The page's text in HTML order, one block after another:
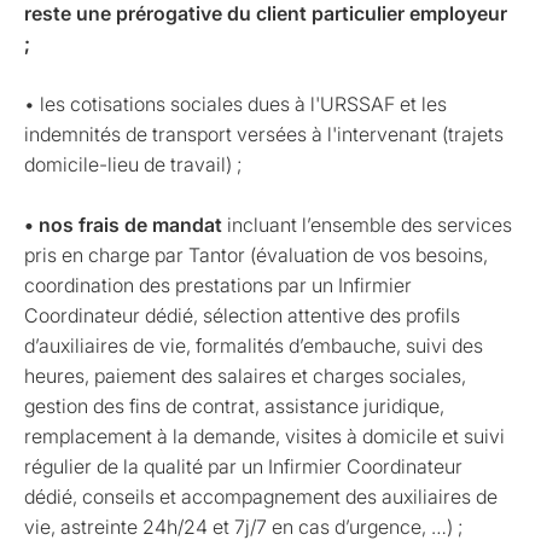
reste une prérogative du client particulier employeur
;
• les cotisations sociales dues à l'URSSAF et les
indemnités de transport versées à l'intervenant (trajets
domicile-lieu de travail) ;
• nos frais de mandat incluant l’ensemble des services
pris en charge par Tantor (évaluation de vos besoins,
coordination des prestations par un Infirmier
Coordinateur dédié, sélection attentive des profils
d’auxiliaires de vie, formalités d’embauche, suivi des
heures, paiement des salaires et charges sociales,
gestion des fins de contrat, assistance juridique,
remplacement à la demande, visites à domicile et suivi
régulier de la qualité par un Infirmier Coordinateur
dédié, conseils et accompagnement des auxiliaires de
vie, astreinte 24h/24 et 7j/7 en cas d’urgence, …) ;